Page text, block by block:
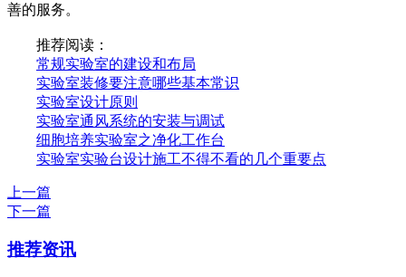
善的服务。
推荐阅读：
常规实验室的建设和布局
实验室装修要注意哪些基本常识
实验室设计原则
实验室通风系统的安装与调试
细胞培养实验室之净化工作台
实验室实验台设计施工不得不看的几个重要点
上一篇
下一篇
推荐资讯